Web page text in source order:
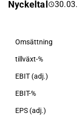
störst närvaro
Nyckeltal 30.03.
Omsättning
tillväxt-%
EBIT (adj.)
EBIT-%
EPS (adj.)